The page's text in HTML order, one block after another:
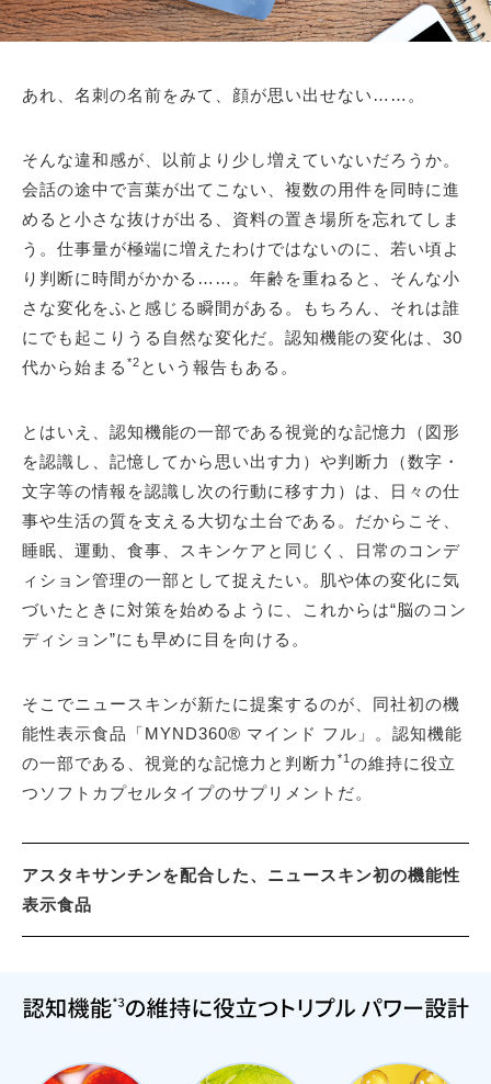
あれ、名刺の名前をみて、顔が思い出せない……。
そんな違和感が、以前より少し増えていないだろうか。
会話の途中で言葉が出てこない、複数の用件を同時に進
めると小さな抜けが出る、資料の置き場所を忘れてしま
う。仕事量が極端に増えたわけではないのに、若い頃よ
り判断に時間がかかる……。年齢を重ねると、そんな小
さな変化をふと感じる瞬間がある。もちろん、それは誰
にでも起こりうる自然な変化だ。認知機能の変化は、30
代から始まる *2 という報告もある。
とはいえ、認知機能の一部である視覚的な記憶力（図形
を認識し、記憶してから思い出す力）や判断力（数字・
文字等の情報を認識し次の行動に移す力）は、日々の仕
事や生活の質を支える大切な土台である。だからこそ、
睡眠、運動、食事、スキンケアと同じく、日常のコンデ
ィション管理の一部として捉えたい。肌や体の変化に気
づいたときに対策を始めるように、これからは“脳のコン
ディション”にも早めに目を向ける。
そこでニュースキンが新たに提案するのが、同社初の機
能性表示食品「MYND360® マインド フル」。認知機能
の一部である、視覚的な記憶力と判断力 *1 の維持に役立
つソフトカプセルタイプのサプリメントだ。
アスタキサンチンを配合した、ニュースキン初の機能性
表示食品